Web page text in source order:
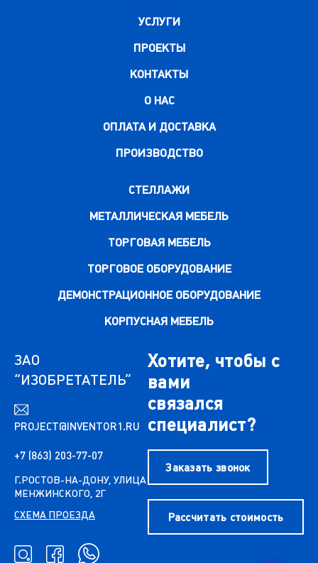
УСЛУГИ
ПРОЕКТЫ
КОНТАКТЫ
О НАС
ОПЛАТА И ДОСТАВКА
ПРОИЗВОДСТВО
СТЕЛЛАЖИ
МЕТАЛЛИЧЕСКАЯ МЕБЕЛЬ
ТОРГОВАЯ МЕБЕЛЬ
ТОРГОВОЕ ОБОРУДОВАНИЕ
ДЕМОНСТРАЦИОННОЕ ОБОРУДОВАНИЕ
КОРПУСНАЯ МЕБЕЛЬ
ЗАО
“ИЗОБРЕТАТЕЛЬ”
PROJECT@INVENTOR1.RU
+7 (863) 203-77-07
Г.РОСТОВ-НА-ДОНУ, УЛИЦА
МЕНЖИНСКОГО, 2Г
СХЕМА ПРОЕЗДА
Хотите, чтобы с
вами
связался
специалист?
Заказать звонок
Рассчитать стоимость